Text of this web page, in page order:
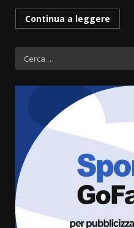
Continua a leggere
Ricerca
per:
La
8 Agosto